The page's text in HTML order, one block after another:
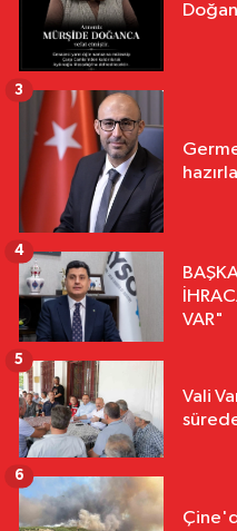
3
VAR"
4
Vali
5
6